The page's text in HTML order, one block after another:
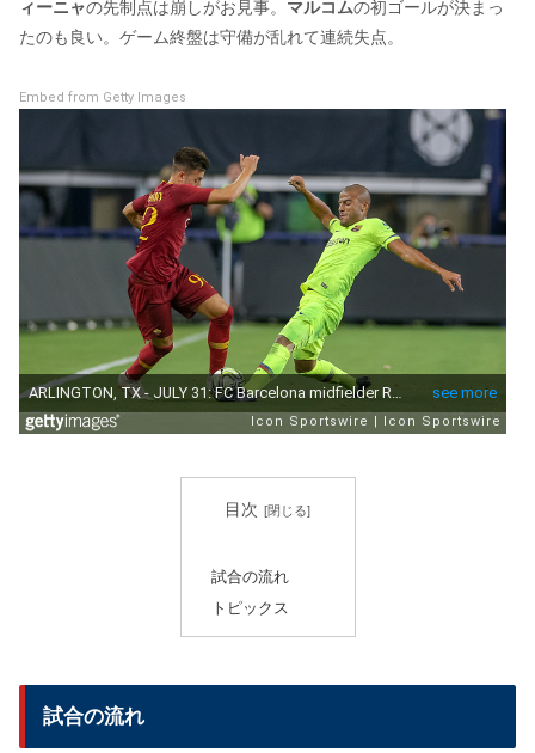
ィーニャの先制点は崩しがお見事。 マルコムの初ゴールが決まっ
たのも良い。ゲーム終盤は守備が乱れて連続失点。
Embed from Getty Images
目次
試合の流れ
トピックス
試合の流れ